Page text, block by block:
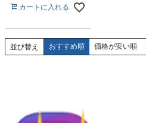
カートに入れる
並び替え おすすめ順 価格が安い順